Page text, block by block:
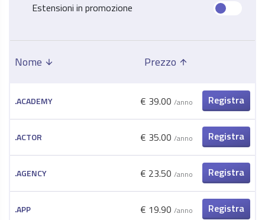
Estensioni in promozione
Nome arrow_upward Prezzo arrow_upward
.ACADEMY € 39.00 /anno
Registra
ora
.ACTOR € 35.00 /anno
Registra
ora
.AGENCY € 23.50 /anno
Registra
ora
.APP € 19.90 /anno
Registra